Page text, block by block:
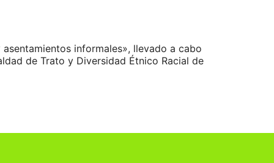
informales», llevado a cabo
de Trato y Diversidad Étnico Racial de